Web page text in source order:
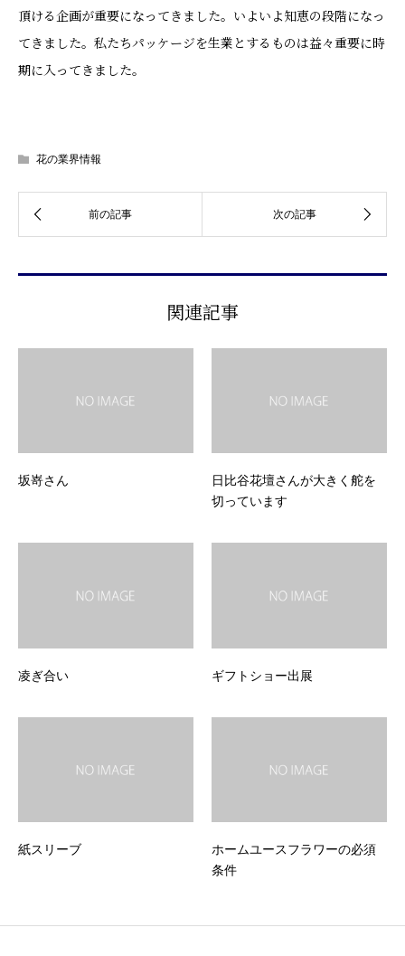
頂ける企画が重要になってきました。いよいよ知恵の段階になっ
てきました。私たちパッケージを生業とするものは益々重要に時
期に入ってきました。
花の業界情報
関連記事
坂嵜さん
日比谷花壇さんが大きく舵を
切っています
凌ぎ合い ギフトショー出展
紙スリーブ
ホームユースフラワーの必須
条件